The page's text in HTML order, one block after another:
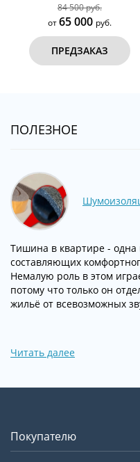
84 500 руб.
от65 000 руб.
ПРЕДЗАКАЗ
ПОЛЕЗНОЕ
Тишина в квартире - одна
составляющих
Немалую роль в этом
потому что только он
жильё от всевозможных
Читать далее
Покупателю